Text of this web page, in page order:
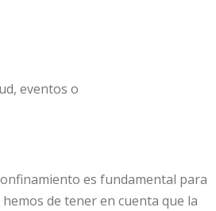
eventos o
es fundamental para
de tener en cuenta que la